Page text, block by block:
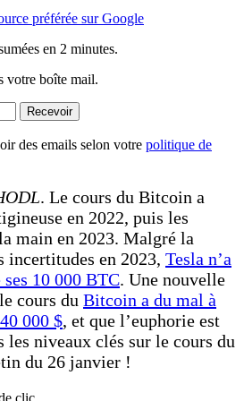
préférée sur Google
en 2 minutes.
votre boîte mail.
Recevoir
des emails selon votre politique de
. Le cours du Bitcoin a
en 2022, puis les
main en 2023. Malgré la
incertitudes en 2023, Tesla n’a
ses 10 000 BTC. Une nouvelle
cours du Bitcoin a du mal à
000 $, et que l’euphorie est
les niveaux clés sur le cours du
du 26 janvier !
clic